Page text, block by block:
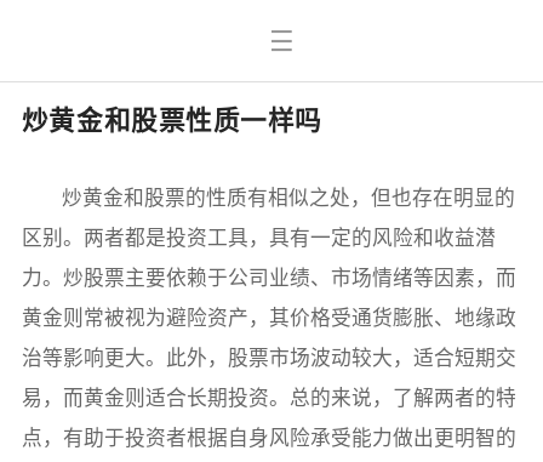
炒黄金和股票性质一样吗
炒黄金和股票的性质有相似之处，但也存在明显的
区别。两者都是投资工具，具有一定的风险和收益潜
力。炒股票主要依赖于公司业绩、市场情绪等因素，而
黄金则常被视为避险资产，其价格受通货膨胀、地缘政
治等影响更大。此外，股票市场波动较大，适合短期交
易，而黄金则适合长期投资。总的来说，了解两者的特
点，有助于投资者根据自身风险承受能力做出更明智的